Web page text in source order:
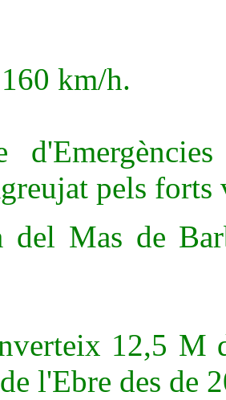
km/h.
pels forts
del Mas de
12,5 M
l'Ebre des de